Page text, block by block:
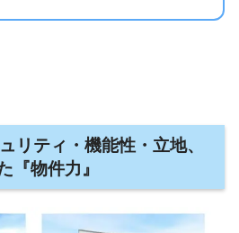
リティ・機能性・立地、
『物件力』